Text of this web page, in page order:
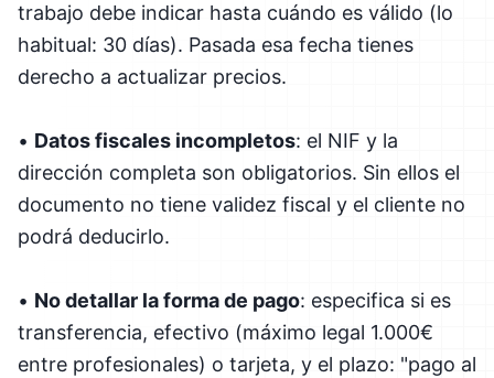
trabajo debe indicar hasta cuándo es válido (lo
habitual: 30 días). Pasada esa fecha tienes
derecho a actualizar precios.
• Datos fiscales incompletos: el NIF y la
dirección completa son obligatorios. Sin ellos el
documento no tiene validez fiscal y el cliente no
podrá deducirlo.
• No detallar la forma de pago: especifica si es
transferencia, efectivo (máximo legal 1.000€
entre profesionales) o tarjeta, y el plazo: "pago al